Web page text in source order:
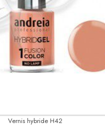
Vernis hybride H42